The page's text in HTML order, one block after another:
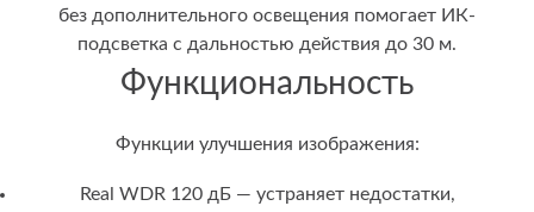
без дополнительного освещения помогает ИК-
подсветка с дальностью действия до 30 м.
Функциональность
Функции улучшения изображения:
Real WDR 120 дБ — устраняет недостатки,